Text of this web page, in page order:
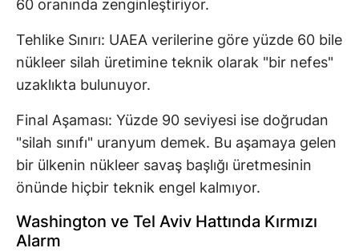
60 oranında zenginleştiriyor.
Tehlike Sınırı: UAEA verilerine göre yüzde 60 bile
nükleer silah üretimine teknik olarak "bir nefes"
uzaklıkta bulunuyor.
Final Aşaması: Yüzde 90 seviyesi ise doğrudan
"silah sınıfı" uranyum demek. Bu aşamaya gelen
bir ülkenin nükleer savaş başlığı üretmesinin
önünde hiçbir teknik engel kalmıyor.
Washington ve Tel Aviv Hattında Kırmızı
Alarm